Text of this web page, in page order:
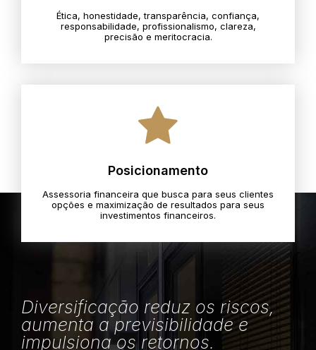
Ética, honestidade, transparência, confiança,
responsabilidade, profissionalismo, clareza,
precisão e meritocracia.​
Posicionamento
Assessoria financeira que busca para seus clientes
opções e maximização de resultados para seus
investimentos financeiros.
Diversificação reduz os riscos,
aumenta a previsibilidade e
impulsiona os retornos.